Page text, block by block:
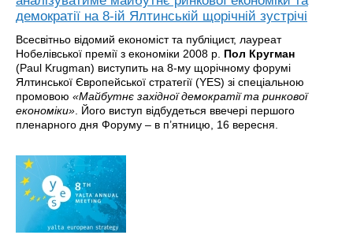
демократії на 8-ій Ялтинській щорічній зустрічі
Всесвітньо відомий економіст та публіцист, лауреат
Нобелівської премії з економіки 2008 р. Пол Кругман
(Paul Krugman) виступить на 8-му щорічному форумі
Ялтинської Європейської стратегії (YES) зі спеціальною
промовою «Майбутнє західної демократії та ринкової
економіки» . Його виступ відбудеться ввечері першого
пленарного дня Форуму – в п’ятницю, 16 вересня.